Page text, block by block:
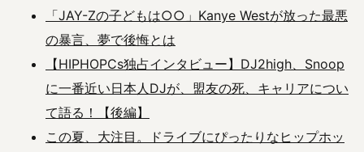
「JAY-Zの子どもは○○」Kanye Westが放った最悪
の暴言、夢で後悔とは
【HIPHOPCs独占インタビュー】DJ2high、Snoop
に一番近い日本人DJが、盟友の死、キャリアについ
て語る！【後編】
この夏、大注目。ドライブにぴったりなヒップホッ